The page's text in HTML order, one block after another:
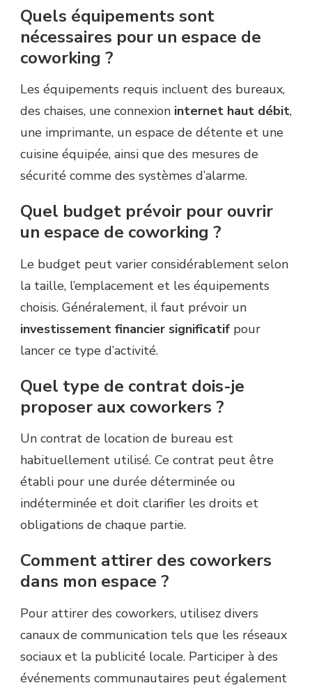
Quels équipements sont
nécessaires pour un espace de
coworking ?
Les équipements requis incluent des bureaux,
des chaises, une connexion internet haut débit,
une imprimante, un espace de détente et une
cuisine équipée, ainsi que des mesures de
sécurité comme des systèmes d’alarme.
Quel budget prévoir pour ouvrir
un espace de coworking ?
Le budget peut varier considérablement selon
la taille, l’emplacement et les équipements
choisis. Généralement, il faut prévoir un
investissement financier significatif pour
lancer ce type d’activité.
Quel type de contrat dois-je
proposer aux coworkers ?
Un contrat de location de bureau est
habituellement utilisé. Ce contrat peut être
établi pour une durée déterminée ou
indéterminée et doit clarifier les droits et
obligations de chaque partie.
Comment attirer des coworkers
dans mon espace ?
Pour attirer des coworkers, utilisez divers
canaux de communication tels que les réseaux
sociaux et la publicité locale. Participer à des
événements communautaires peut également